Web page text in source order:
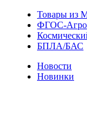
Товары из
ФГОС-
БПЛА/БАС
Новости
Новинки